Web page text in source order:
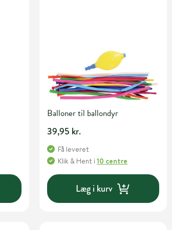
Balloner til ballondyr
39,95 kr.
Få leveret
Klik & Hent i10 centre
Læg i kurv